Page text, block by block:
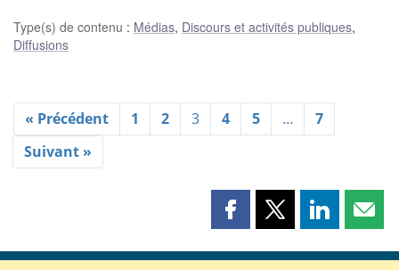
Type(s) de contenu : Médias, Discours et activités publiques,
Diffusions
« Précédent 1 2 3 4 5 …
7
Suivant »
Partager
page
Partager
page
Partager
page page